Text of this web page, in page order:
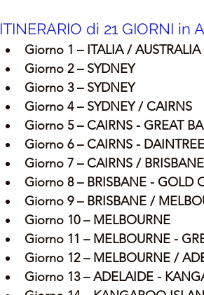
ITINERARIO di 21 GIORNI in
Giorno 1 – ITALIA / AUSTRALIA
Giorno 2 – SYDNEY
Giorno 3 – SYDNEY
Giorno 4 – SYDNEY / CAIRNS
Giorno 5 – CAIRNS - GREAT
Giorno 6 – CAIRNS -
Giorno 7 – CAIRNS / BRISBANE
Giorno 8 – BRISBANE - GOLD
Giorno 9 – BRISBANE /
Giorno 10 – MELBOURNE
Giorno 11 – MELBOURNE -
Giorno 12 – MELBOURNE /
Giorno 13 – ADELAIDE -